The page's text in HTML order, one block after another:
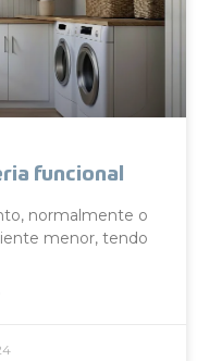
funcional
normalmente o
menor, tendo